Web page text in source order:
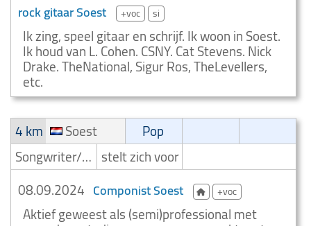
rock gitaar Soest +voc si
Ik zing, speel gitaar en schrijf. Ik woon in Soest.
Ik houd van L. Cohen. CSNY. Cat Stevens. Nick
Drake. TheNational, Sigur Ros, TheLevellers,
etc.
4 km
Soest
Pop
Songwriter/Componist stelt zich voor
08.09.2024 Componist Soest +voc
Aktief geweest als (semi)professional met